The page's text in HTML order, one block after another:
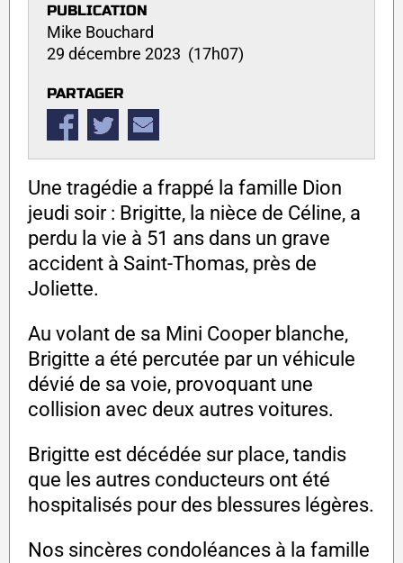
PUBLICATION
Mike Bouchard
29 décembre 2023 (17h07)
PARTAGER
Une tragédie a frappé la famille Dion
jeudi soir : Brigitte, la nièce de Céline, a
perdu la vie à 51 ans dans un grave
accident à Saint-Thomas, près de
Joliette.
Au volant de sa Mini Cooper blanche,
Brigitte a été percutée par un véhicule
dévié de sa voie, provoquant une
collision avec deux autres voitures.
Brigitte est décédée sur place, tandis
que les autres conducteurs ont été
hospitalisés pour des blessures légères.
Nos sincères condoléances à la famille